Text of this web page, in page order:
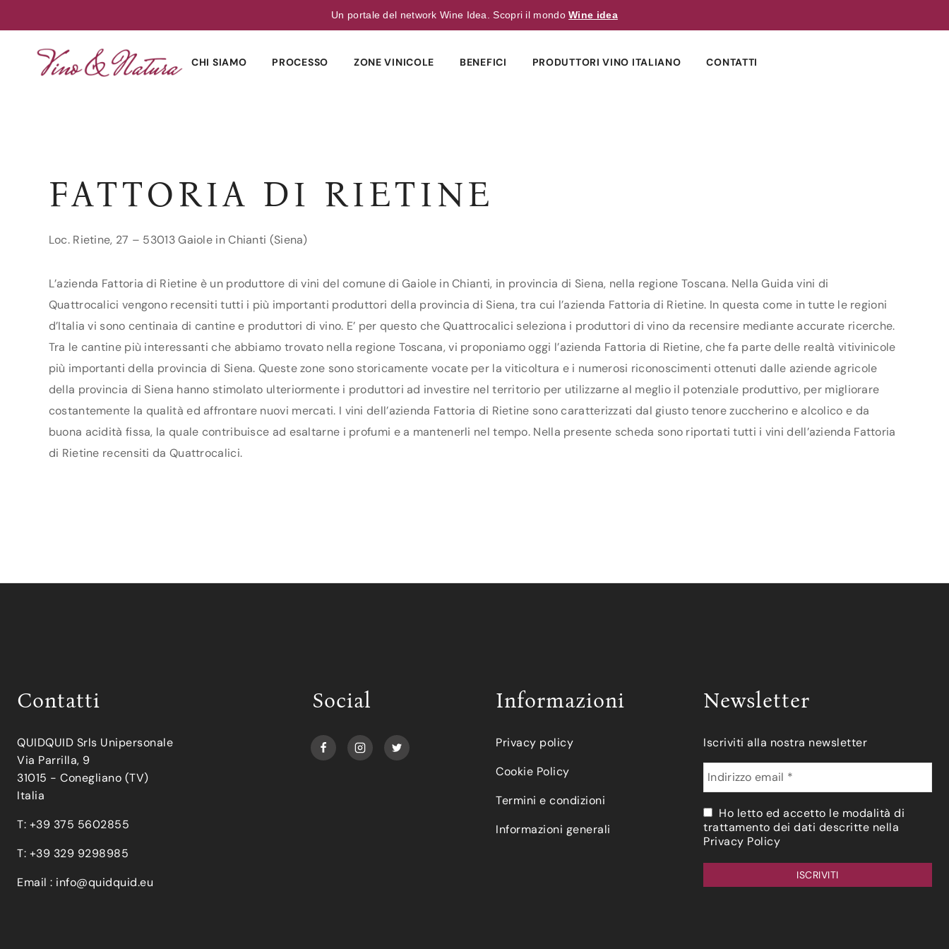
Un portale del network Wine Idea. Scopri il mondoWine idea
CHI SIAMO PROCESSO ZONE VINICOLE BENEFICI PRODUTTORI VINO ITALIANO CONTATTI
FATTORIA DI RIETINE
Loc. Rietine, 27 – 53013 Gaiole in Chianti (Siena)
L’azienda Fattoria di Rietine è un produttore di vini del comune di Gaiole in Chianti, in provincia di Siena, nella regione Toscana. Nella Guida vini di
Quattrocalici vengono recensiti tutti i più importanti produttori della provincia di Siena, tra cui l’azienda Fattoria di Rietine. In questa come in tutte le regioni
d’Italia vi sono centinaia di cantine e produttori di vino. E’ per questo che Quattrocalici seleziona i produttori di vino da recensire mediante accurate ricerche.
Tra le cantine più interessanti che abbiamo trovato nella regione Toscana, vi proponiamo oggi l’azienda Fattoria di Rietine, che fa parte delle realtà vitivinicole
più importanti della provincia di Siena. Queste zone sono storicamente vocate per la viticoltura e i numerosi riconoscimenti ottenuti dalle aziende agricole
della provincia di Siena hanno stimolato ulteriormente i produttori ad investire nel territorio per utilizzarne al meglio il potenziale produttivo, per migliorare
costantemente la qualità ed affrontare nuovi mercati. I vini dell’azienda Fattoria di Rietine sono caratterizzati dal giusto tenore zuccherino e alcolico e da
buona acidità fissa, la quale contribuisce ad esaltarne i profumi e a mantenerli nel tempo. Nella presente scheda sono riportati tutti i vini dell’azienda Fattoria
di Rietine recensiti da Quattrocalici.
Contatti
QUIDQUID Srls Unipersonale
Via Parrilla, 9
31015 - Conegliano (TV)
Italia
T: +39 375 5602855
T: +39 329 9298985
Email : info@quidquid.eu
Social Informazioni
Privacy policy
Cookie Policy
Termini e condizioni
Informazioni generali
Newsletter
Iscriviti alla nostra newsletter
Ho letto ed accetto le modalità di
trattamento dei dati descritte nella
Privacy Policy